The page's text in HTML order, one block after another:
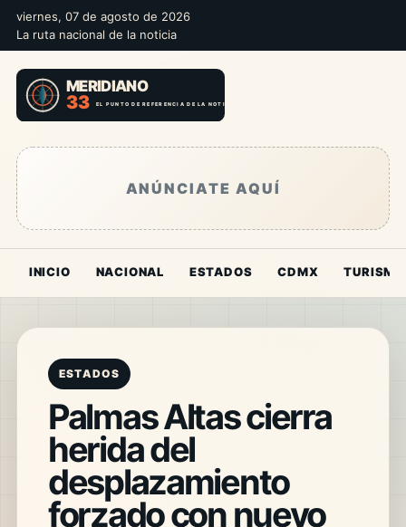
viernes, 07 de agosto de 2026
La ruta nacional de la noticia
ANÚNCIATE AQUÍ
INICIO NACIONAL ESTADOS CDMX TURISMO
ESTADOS
Palmas Altas cierra
herida del
desplazamiento
forzado con nuevo